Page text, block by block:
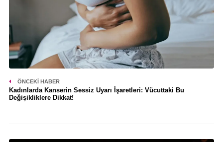
ÖNCEKI HABER
Kadınlarda Kanserin Sessiz Uyarı İşaretleri: Vücuttaki Bu
Değişikliklere Dikkat!